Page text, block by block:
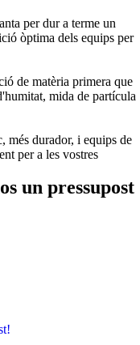
per dur a terme un
òptima dels equips per
de matèria primera que
mida de partícula
més durador, i equips de
per a les vostres
un pressupost